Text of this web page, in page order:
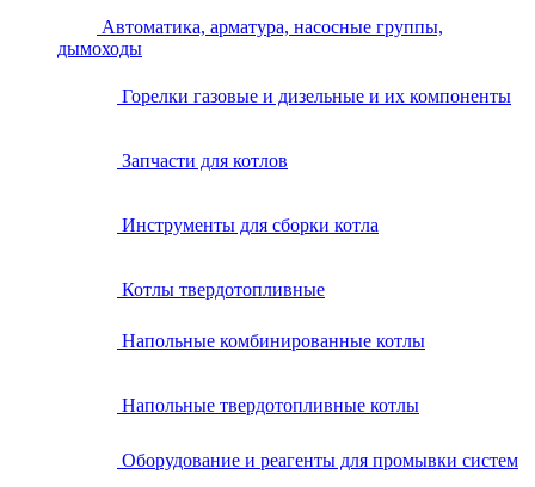
Автоматика, арматура, насосные группы,
дымоходы
Горелки газовые и дизельные и их компоненты
Запчасти для котлов
Инструменты для сборки котла
Котлы твердотопливные
Напольные комбинированные котлы
Напольные твердотопливные котлы
Оборудование и реагенты для промывки систем